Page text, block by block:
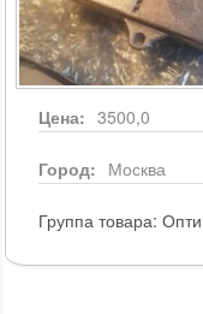
Цена: 3500,0
Город: Москва
Группа товара: